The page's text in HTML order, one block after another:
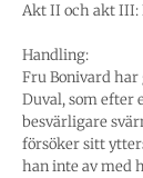
Akt II och akt III:
Handling:
Fru Bonivard
Duval, som efter
besvärligare
försöker sitt
han inte av med